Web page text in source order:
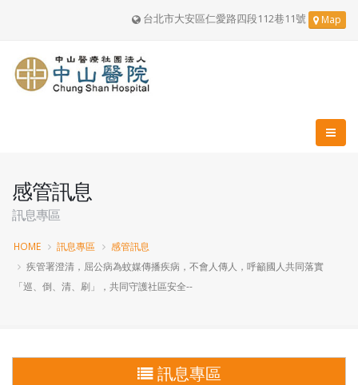
台北市大安區仁愛路四段112巷11號 Map
感管訊息
訊息專區
HOME 訊息專區
感管訊息
疾管署澄清，屈公病為蚊媒傳播疾病，不會人傳人，呼籲國人共同落實
「巡、倒、清、刷」，共同守護社區安全--
訊息專區